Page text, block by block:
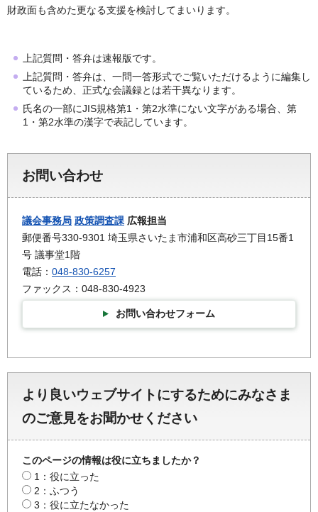
財政面も含めた更なる支援を検討してまいります。
上記質問・答弁は速報版です。
上記質問・答弁は、一問一答形式でご覧いただけるように編集し
ているため、正式な会議録とは若干異なります。
氏名の一部にJIS規格第1・第2水準にない文字がある場合、第
1・第2水準の漢字で表記しています。
お問い合わせ
議会事務局 政策調査課 広報担当
郵便番号330-9301 埼玉県さいたま市浦和区高砂三丁目15番1
号 議事堂1階
電話： 048-830-6257
ファックス：048-830-4923
お問い合わせフォーム
より良いウェブサイトにするためにみなさま
のご意見をお聞かせください
このページの情報は役に立ちましたか？
1：役に立った
2：ふつう
3：役に立たなかった